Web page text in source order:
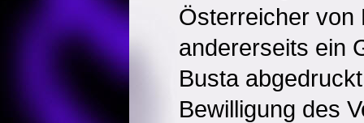
Österreicher von
andererseits ein
Busta
Bewilligung des